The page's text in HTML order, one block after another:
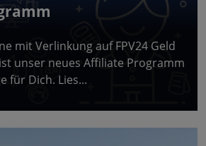
mit Verlinkung auf FPV24 Geld
unser neues Affiliate Programm
für Dich. Lies...